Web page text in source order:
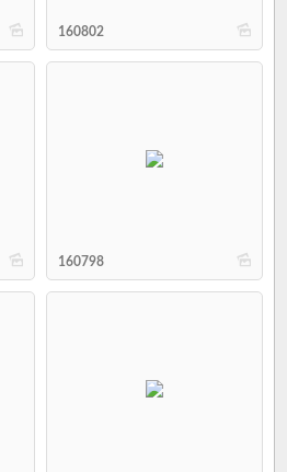
b b
160802
b b
160798